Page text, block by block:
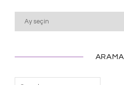
Arşiv
ARAMA